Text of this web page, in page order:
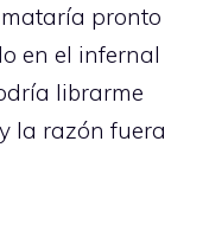
pronto
en el infernal
librarme
la razón fuera